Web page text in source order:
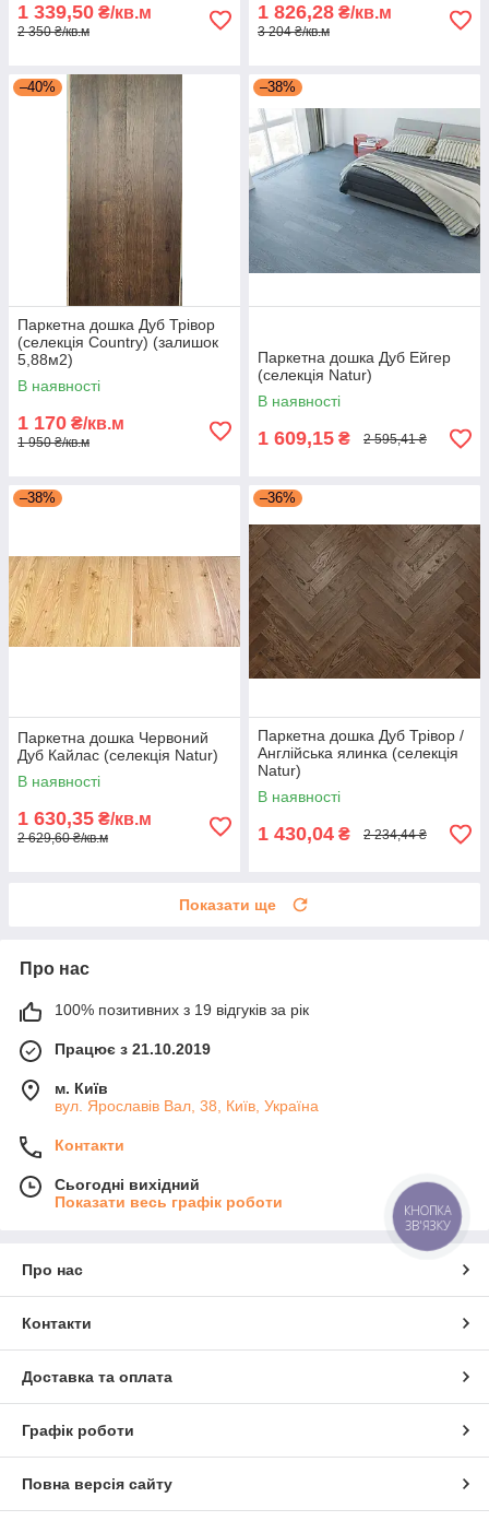
1 339,50 ₴/кв.м
2 350 ₴/кв.м
1 826,28 ₴/кв.м
3 204 ₴/кв.м
–40%
Паркетна дошка Дуб Трівор
(селекція Country) (залишок
5,88м2)
В наявності
1 170 ₴/кв.м
1 950 ₴/кв.м
–38%
Паркетна дошка Дуб Ейгер
(селекція Natur)
В наявності
1 609,15 ₴ 2 595,41 ₴
–38%
Паркетна дошка Червоний
Дуб Кайлас (селекція Natur)
В наявності
1 630,35 ₴/кв.м
2 629,60 ₴/кв.м
–36%
Паркетна дошка Дуб Трівор /
Англійська ялинка (селекція
Natur)
В наявності
1 430,04 ₴ 2 234,44 ₴
Показати ще
Про нас
100% позитивних з 19 відгуків за рік
Працює з 21.10.2019
м. Київ
вул. Ярославів Вал, 38, Київ, Україна
Контакти
Сьогодні вихідний
Показати весь графік роботи
Про нас
Контакти
Доставка та оплата
Графік роботи
Повна версія сайту
КНОПКА
ЗВ'ЯЗКУ